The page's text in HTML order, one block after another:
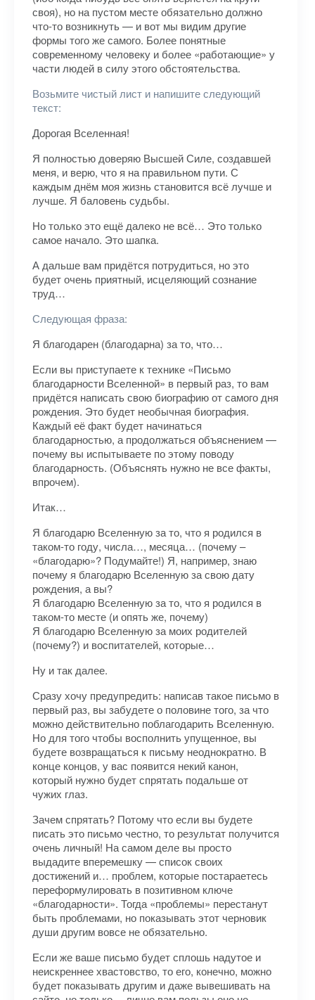
своя), но на пустом месте обязательно должно
что-то возникнуть — и вот мы видим другие
формы того же самого. Более понятные
современному человеку и более «работающие» у
части людей в силу этого обстоятельства.
Возьмите чистый лист и напишите следующий
текст:
Дорогая Вселенная!
Я полностью доверяю Высшей Силе, создавшей
меня, и верю, что я на правильном пути. С
каждым днём моя жизнь становится всё лучше и
лучше. Я баловень судьбы.
Но только это ещё далеко не всё… Это только
самое начало. Это шапка.
А дальше вам придётся потрудиться, но это
будет очень приятный, исцеляющий сознание
труд…
Следующая фраза:
Я благодарен (благодарна) за то, что…
Если вы приступаете к технике «Письмо
благодарности Вселенной» в первый раз, то вам
придётся написать свою биографию от самого дня
рождения. Это будет необычная биография.
Каждый её факт будет начинаться
благодарностью, а продолжаться объяснением —
почему вы испытываете по этому поводу
благодарность. (Объяснять нужно не все факты,
впрочем).
Итак…
Я благодарю Вселенную за то, что я родился в
таком-то году, числа…, месяца… (почему –
«благодарю»? Подумайте!) Я, например, знаю
почему я благодарю Вселенную за свою дату
рождения, а вы?
Я благодарю Вселенную за то, что я родился в
таком-то месте (и опять же, почему)
Я благодарю Вселенную за моих родителей
(почему?) и воспитателей, которые…
Ну и так далее.
Сразу хочу предупредить: написав такое письмо в
первый раз, вы забудете о половине того, за что
можно действительно поблагодарить Вселенную.
Но для того чтобы восполнить упущенное, вы
будете возвращаться к письму неоднократно. В
конце концов, у вас появится некий канон,
который нужно будет спрятать подальше от
чужих глаз.
Зачем спрятать? Потому что если вы будете
писать это письмо честно, то результат получится
очень личный! На самом деле вы просто
выдадите вперемешку — список своих
достижений и… проблем, которые постараетесь
переформулировать в позитивном ключе
«благодарности». Тогда «проблемы» перестанут
быть проблемами, но показывать этот черновик
души другим вовсе не обязательно.
Если же ваше письмо будет сплошь надутое и
неискреннее хвастовство, то его, конечно, можно
будет показывать другим и даже вывешивать на